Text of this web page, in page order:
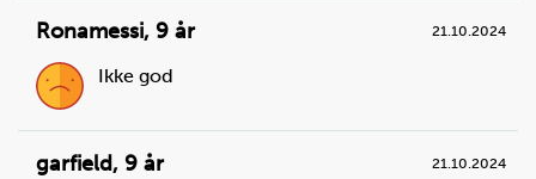
Ronamessi, 9 år 21.10.2024
Ikke god
garfield, 9 år 21.10.2024